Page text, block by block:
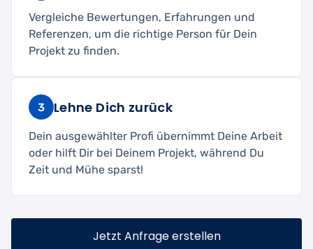
Vergleiche Bewertungen, Erfahrungen und
Referenzen, um die richtige Person für Dein
Projekt zu finden.
3 Lehne Dich zurück
Dein ausgewählter Profi übernimmt Deine Arbeit
oder hilft Dir bei Deinem Projekt, während Du
Zeit und Mühe sparst!
Jetzt Anfrage erstellen